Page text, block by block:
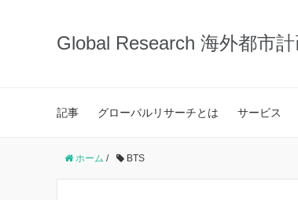
Global Research 海外都市
記事 グローバルリサーチとは サービス
ホーム / BTS